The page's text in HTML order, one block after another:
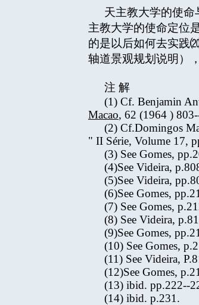
天主教大学的使
主教大学的使命定位
的是以后如何去实践
轴道景观规划说明）
注 解
(1) Cf. Benjamin
Macao, 62 (1964 )
(2) Cf.Domingos
" II Série, Volume 17,
(3) See Gomes,
(4)See Videira,
(5)See Videira,
(6)See Gomes,
(7) See Gomes,
(8) See Videira,
(9)See Gomes,
(10) See Gomes,
(11) See Videira,
(12)See Gomes,
(13) ibid. pp.222--
(14) ibid. p.231.